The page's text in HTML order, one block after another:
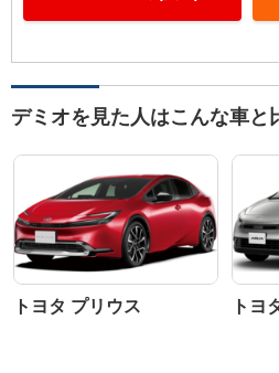
デミオを見た人はこんな車と
トヨタ プリウス トヨ